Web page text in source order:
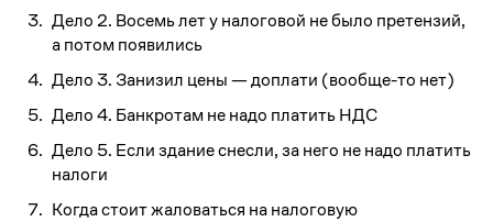
Дело 2. Восемь лет у налоговой не было претензий,
а потом появились
Дело 3. Занизил цены — доплати (вообще-то нет)
Дело 4. Банкротам не надо платить НДС
Дело 5. Если здание снесли, за него не надо платить
налоги
Когда стоит жаловаться на налоговую